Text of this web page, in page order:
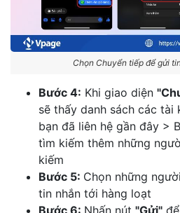
Chọn Chuyển tiếp để gửi
Bước 4: Khi giao diện
sẽ thấy danh sách các tài
bạn đã liên hệ gần đây >
tìm kiếm thêm những
kiếm
Bước 5: Chọn những
tin nhắn tới hàng loạt